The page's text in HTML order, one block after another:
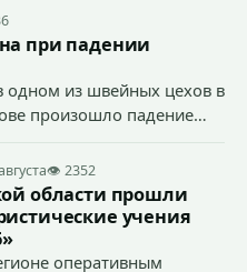
маркетплейс.
при падении
одном из швейных цехов в
произошло падение
👁 2352
области прошли
учения
оперативным